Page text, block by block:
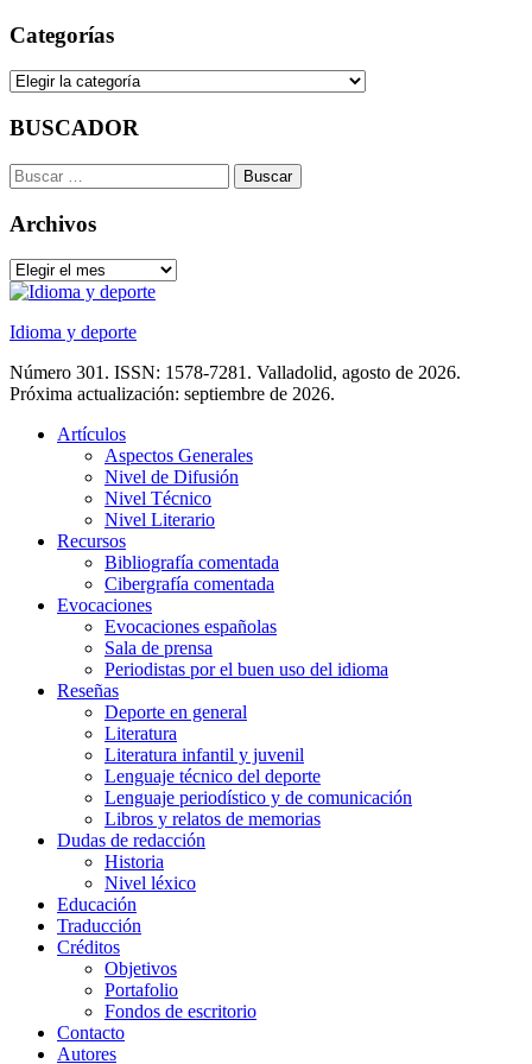
Saltar
contenido
Categorías
Categorías
BUSCADOR
Buscar:
Archivos
Archivos
Idioma y deporte
Número 301. ISSN: 1578-7281. Valladolid, agosto de 2026.
Próxima actualización: septiembre de 2026.
Artículos
Aspectos Generales
Nivel de Difusión
Nivel Técnico
Nivel Literario
Recursos
Bibliografía comentada
Cibergrafía comentada
Evocaciones
Evocaciones españolas
Sala de prensa
Periodistas por el buen uso del idioma
Reseñas
Deporte en general
Literatura
Literatura infantil y juvenil
Lenguaje técnico del deporte
Lenguaje periodístico y de comunicación
Libros y relatos de memorias
Dudas de redacción
Historia
Nivel léxico
Educación
Traducción
Créditos
Objetivos
Portafolio
Fondos de escritorio
Contacto
Autores